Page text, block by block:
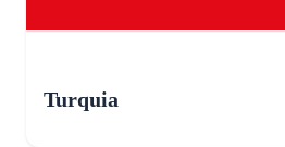
Turquia